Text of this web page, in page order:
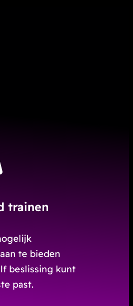
trainen
te bieden
beslissing kunt
past.